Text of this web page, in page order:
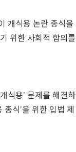
개식용 논란 종식을
위한 사회적 합의를
식용’ 문제를 해결하
식’을 위한 입법 제